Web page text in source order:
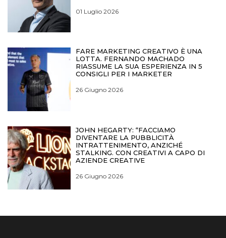
01 Luglio 2026
FARE MARKETING CREATIVO È UNA
LOTTA. FERNANDO MACHADO
RIASSUME LA SUA ESPERIENZA IN 5
CONSIGLI PER I MARKETER
26 Giugno 2026
JOHN HEGARTY: “FACCIAMO
DIVENTARE LA PUBBLICITÀ
INTRATTENIMENTO, ANZICHÉ
STALKING. CON CREATIVI A CAPO DI
AZIENDE CREATIVE
26 Giugno 2026